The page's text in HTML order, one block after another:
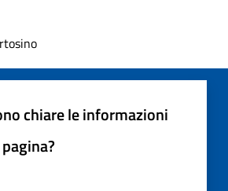
chiare le informazioni